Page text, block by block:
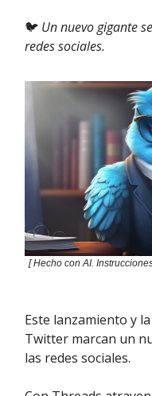
🐦 Un nuevo gigante
redes sociales.
[ Hecho con AI.
Este lanzamiento y
Twitter marcan un
las redes sociales.